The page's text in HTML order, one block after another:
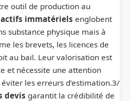
outil de production au
actifs immatériels englobent
substance physique mais à
les brevets, les licences de
au bail. Leur valorisation est
et nécessite une attention
les erreurs d’estimation.3/
devis garantit la crédibilité de